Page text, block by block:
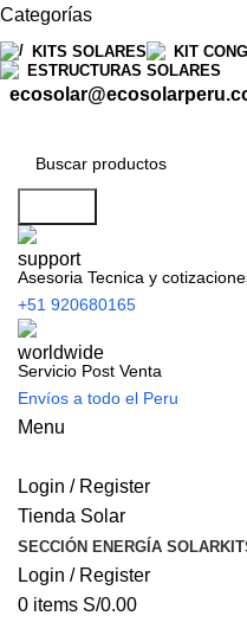
Categorías
KITS SOLARES KIT
ESTRUCTURAS SOLARES
Asesoria Tecnica y
+51 920680165
Servicio Post Venta
Envíos a todo el Peru
Menu
Login / Register
Tienda Solar
SECCIÓN ENERGÍA SOLAR
Login / Register
0 items S/0.00